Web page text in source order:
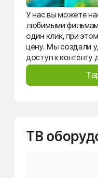
У нас вы можете
любимыми
один клик, при
цену. Мы создали
доступ к контенту
ТВ